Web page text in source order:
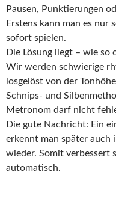
Pausen, Punktierungen
Erstens kann man es
sofort spielen.
Die Lösung liegt – wie so
Wir werden schwierige
losgelöst von der
Schnips- und
Metronom darf nicht
Die gute Nachricht: Ein
erkennt man später auch
wieder. Somit verbessert
automatisch.